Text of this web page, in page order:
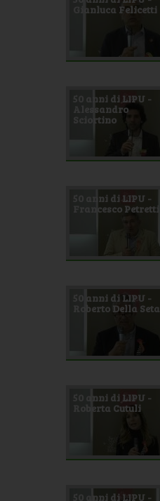
Gianluca Felicetti
50 anni di LIPU -
Alessandro
Sciortino
50 anni di LIPU -
Francesco Petretti
50 anni di LIPU -
Roberto Della Seta
50 anni di LIPU -
Roberta Cutuli
50 anni di LIPU -